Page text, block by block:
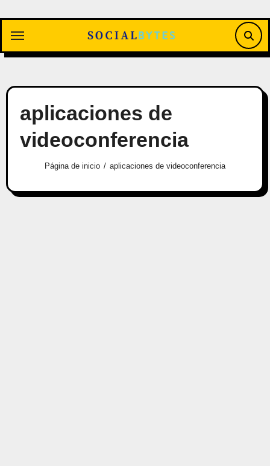
contenido
aplicaciones de
videoconferencia
Página de inicio aplicaciones de videoconferencia